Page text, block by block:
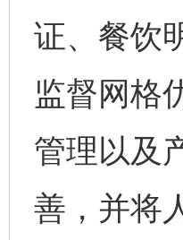
证、餐饮
监督网格
管理以及
善，并将